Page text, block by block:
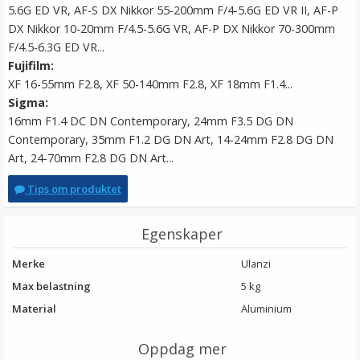
5.6G ED VR, AF-S DX Nikkor 55-200mm F/4-5.6G ED VR II, AF-P
DX Nikkor 10-20mm F/4.5-5.6G VR, AF-P DX Nikkor 70-300mm
F/4.5-6.3G ED VR...
Fujifilm:
XF 16-55mm F2.8, XF 50-140mm F2.8, XF 18mm F1.4...
Sigma:
16mm F1.4 DC DN Contemporary, 24mm F3.5 DG DN
Contemporary, 35mm F1.2 DG DN Art, 14-24mm F2.8 DG DN
Art, 24-70mm F2.8 DG DN Art...
Tips om produktet
Egenskaper
Merke
Ulanzi
Max belastning
5 kg
Material
Aluminium
Oppdag mer